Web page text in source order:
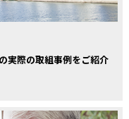
実際の取組事例をご紹介